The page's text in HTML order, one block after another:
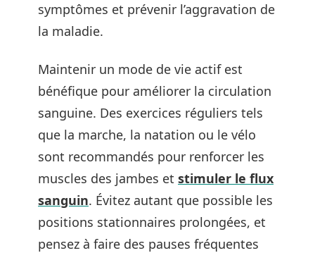
symptômes et prévenir l’aggravation de
la maladie.
Maintenir un mode de vie actif est
bénéfique pour améliorer la circulation
sanguine. Des exercices réguliers tels
que la marche, la natation ou le vélo
sont recommandés pour renforcer les
muscles des jambes et stimuler le flux
sanguin. Évitez autant que possible les
positions stationnaires prolongées, et
pensez à faire des pauses fréquentes